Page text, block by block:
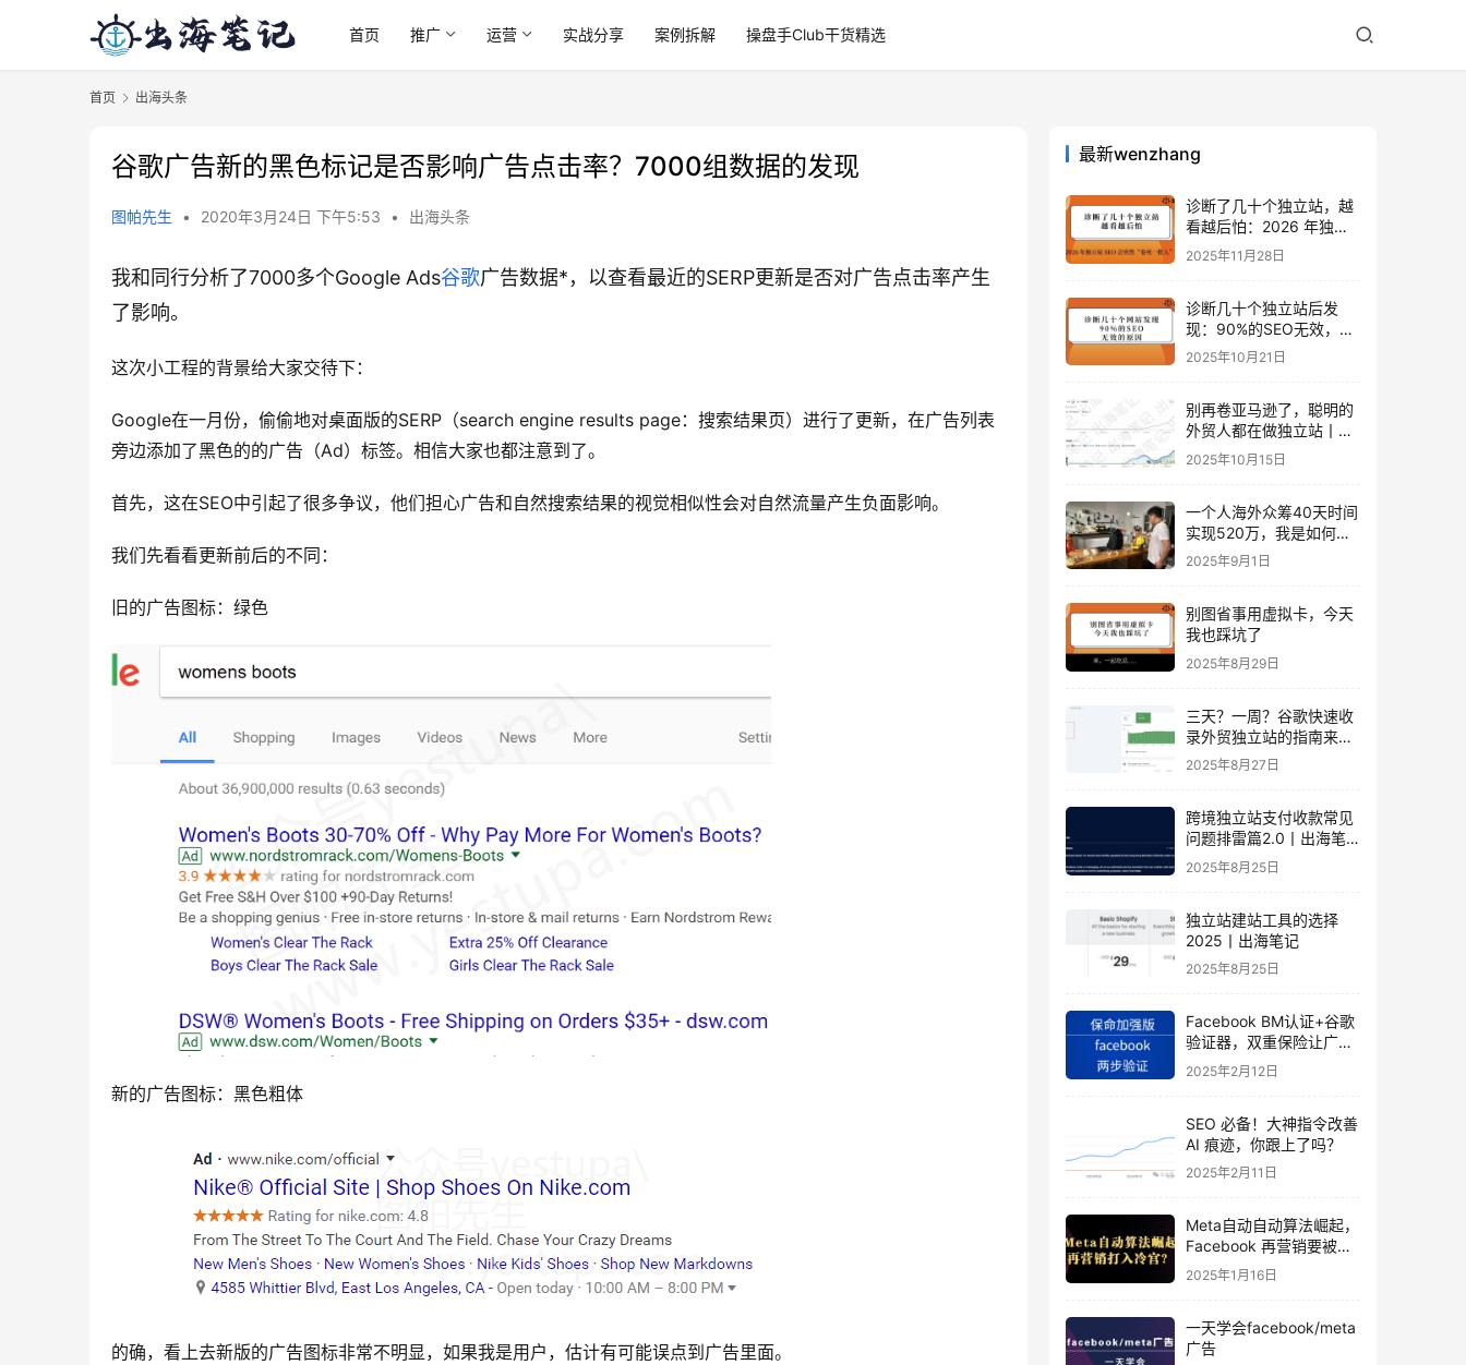
首页 推广 运营 实战分享 案例拆解 操盘手Club干货精选
首页 出海头条
谷歌广告新的黑色标记是否影响广告点击率？7000组数据的发现
图帕先生 • 2020年3月24日 下午5:53 • 出海头条
我和同行分析了7000多个Google Ads谷歌广告数据*，以查看最近的SERP更新是否对广告点击率产生
了影响。
这次小工程的背景给大家交待下：
Google在一月份，偷偷地对桌面版的SERP（search engine results page：搜索结果页）进行了更新，在广告列表
旁边添加了黑色的的广告（Ad）标签。相信大家也都注意到了。
首先，这在SEO中引起了很多争议，他们担心广告和自然搜索结果的视觉相似性会对自然流量产生负面影响。
我们先看看更新前后的不同：
旧的广告图标：绿色
新的广告图标：黑色粗体
的确，看上去新版的广告图标非常不明显，如果我是用户，估计有可能误点到广告里面。
最新wenzhang
诊断了几十个独立站，越
看越后怕：2026 年独立
站 SEO 可能会突然“卷死
一批人”？
2025年11月28日
诊断几十个独立站后发
现：90%的SEO无效，是
因为忽略了这关键一步
2025年10月21日
别再卷亚马逊了，聪明的
外贸人都在做独立站丨出
海笔记
2025年10月15日
一个人海外众筹40天时间
实现520万，我是如何做
到的？丨出海笔记
2025年9月1日
别图省事用虚拟卡，今天
我也踩坑了
2025年8月29日
三天？一周？谷歌快速收
录外贸独立站的指南来
了！丨出海笔记
2025年8月27日
跨境独立站支付收款常见
问题排雷篇2.0丨出海笔
记
2025年8月25日
独立站建站工具的选择
2025丨出海笔记
2025年8月25日
Facebook BM认证+谷歌
验证器，双重保险让广告
投手账号稳如泰山
2025年2月12日
SEO 必备！大神指令改善
AI 痕迹，你跟上了吗？
2025年2月11日
Meta自动自动算法崛起，
Facebook 再营销要被打
入冷宫？
2025年1月16日
一天学会facebook/meta
广告